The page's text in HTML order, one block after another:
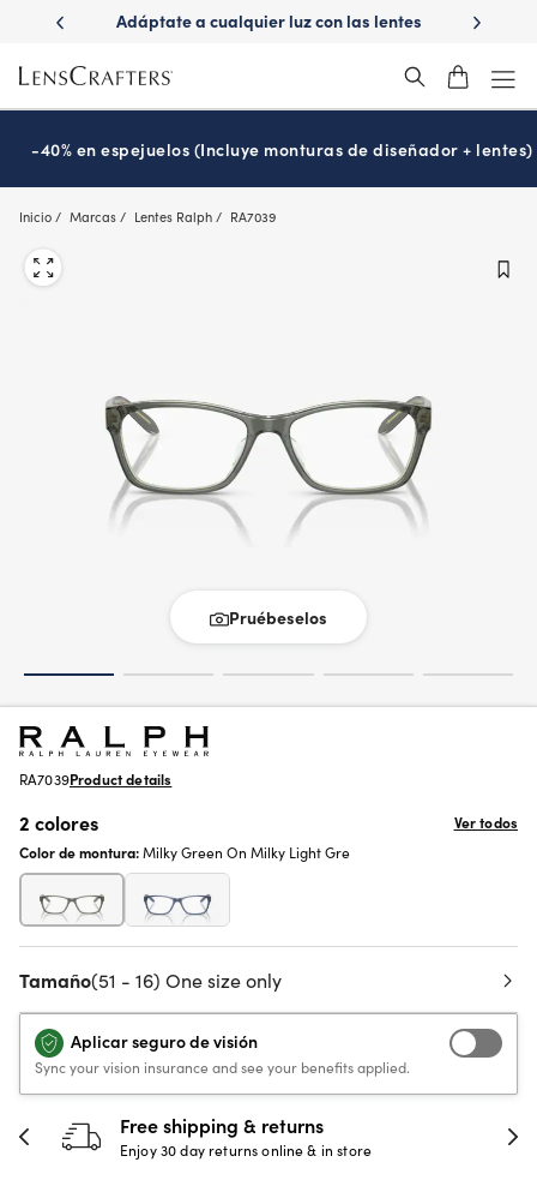
main
content
con
Adáptate a cualquier luz con las lentes
¿Es
-40% en espejuelos (Incluye monturas de diseñador + lentes)
Inicio Marcas Lentes Ralph RA7039
Pruébeselos
RA7039Product details
2 colores
Ver todos
Color de montura:Milky Green On Milky Light Gre
Tamaño(51 - 16) One size only
Aplicar seguro de visión
Sync your vision insurance and see your benefits applied.
30-day happiness guarantee
Full refund or replacement within 30 days